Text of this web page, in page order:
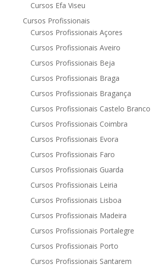
Cursos Efa Viseu
Cursos Profissionais
Cursos Profissionais Açores
Cursos Profissionais Aveiro
Cursos Profissionais Beja
Cursos Profissionais Braga
Cursos Profissionais Bragança
Cursos Profissionais Castelo Branco
Cursos Profissionais Coimbra
Cursos Profissionais Evora
Cursos Profissionais Faro
Cursos Profissionais Guarda
Cursos Profissionais Leiria
Cursos Profissionais Lisboa
Cursos Profissionais Madeira
Cursos Profissionais Portalegre
Cursos Profissionais Porto
Cursos Profissionais Santarem